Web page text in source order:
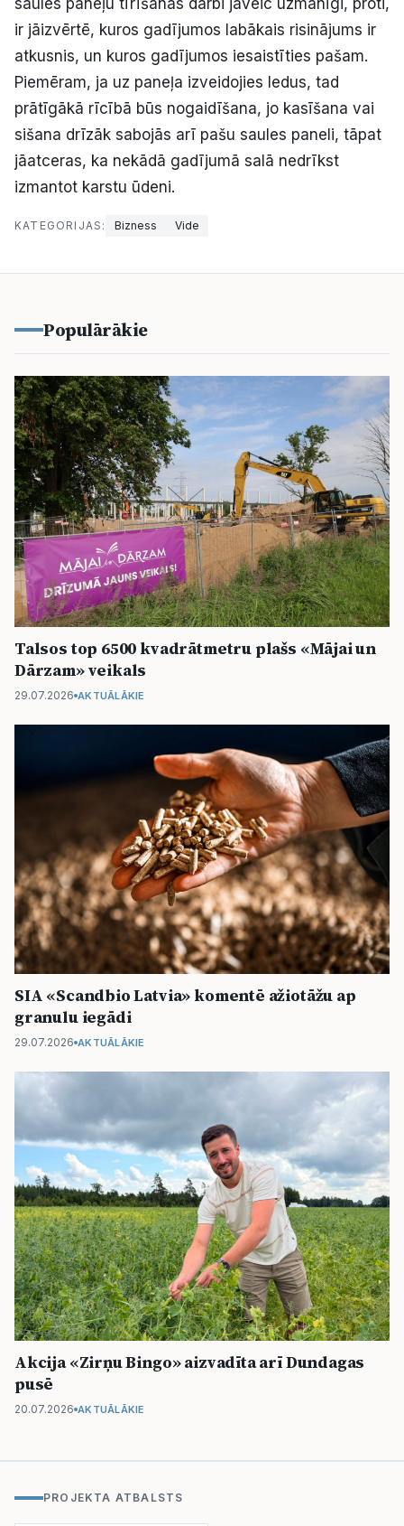
saules paneļu tīrīšanas darbi jāveic uzmanīgi, proti,
ir jāizvērtē, kuros gadījumos labākais risinājums ir
atkusnis, un kuros gadījumos iesaistīties pašam.
Piemēram, ja uz paneļa izveidojies ledus, tad
prātīgākā rīcībā būs nogaidīšana, jo kasīšana vai
sišana drīzāk sabojās arī pašu saules paneli, tāpat
jāatceras, ka nekādā gadījumā salā nedrīkst
izmantot karstu ūdeni.
KATEGORIJAS: Bizness Vide
Populārākie
Talsos top 6500 kvadrātmetru plašs «Mājai un
Dārzam» veikals
29.07.2026 AKTUĀLĀKIE
SIA «Scandbio Latvia» komentē ažiotāžu ap
granulu iegādi
29.07.2026 AKTUĀLĀKIE
Akcija «Zirņu Bingo» aizvadīta arī Dundagas
pusē
20.07.2026 AKTUĀLĀKIE
PROJEKTA ATBALSTS